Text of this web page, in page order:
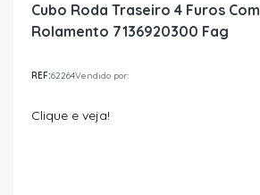
Cubo Roda Traseiro 4 Furos Com
Rolamento 7136920300 Fag
REF:62264Vendido por:
Clique e veja!